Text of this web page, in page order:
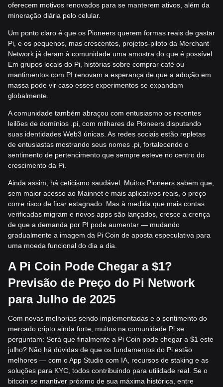
oferecem motivos renovados para se manterem ativos, além da
mineração diária pelo celular.
Um ponto claro é que os Pioneers querem formas reais de gastar
Pi, e os pequenos, mas crescentes, projetos-piloto da Merchant
Network já deram à comunidade uma amostra do que é possível.
Em grupos locais do Pi, histórias sobre comprar café ou
mantimentos com PI renovam a esperança de que a adoção em
massa pode vir caso esses experimentos se expandam
globalmente.
A comunidade também abraçou com entusiasmo os recentes
leilões de domínios .pi, com milhares de Pioneers disputando
suas identidades Web3 únicas. As redes sociais estão repletas
de entusiastas mostrando seus nomes .pi, fortalecendo o
sentimento de pertencimento que sempre esteve no centro do
crescimento da Pi.
Ainda assim, há ceticismo saudável. Muitos Pioneers sabem que,
sem maior acesso ao Mainnet e mais aplicativos reais, o preço
corre risco de ficar estagnado. Mas à medida que mais contas
verificadas migram e novos apps são lançados, cresce a crença
de que a demanda por PI pode aumentar — mudando
gradualmente a imagem da Pi Coin de aposta especulativa para
uma moeda funcional do dia a dia.
A Pi Coin Pode Chegar a $1?
Previsão de Preço do Pi Network
para Julho de 2025
Com novas melhorias sendo implementadas e o sentimento do
mercado cripto ainda forte, muitos na comunidade Pi se
perguntam: Será que finalmente a Pi Coin pode chegar a $1 este
julho? Não há dúvidas de que os fundamentos do Pi estão
melhores — com o App Studio com IA, recursos de staking e as
soluções para KYC, todos contribuindo para utilidade real. Se o
bitcoin se mantiver próximo de sua máxima histórica, entre